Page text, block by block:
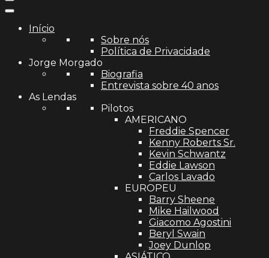
Início
Sobre nós
Política de Privacidade
Jorge Morgado
Biografia
Entrevista sobre 40 anos
As Lendas
Pilotos
AMERICANO
Freddie Spencer
Kenny Roberts Sr.
Kevin Schwantz
Eddie Lawson
Carlos Lavado
EUROPEU
Barry Sheene
Mike Hailwood
Giacomo Agostini
Beryl Swain
Joey Dunlop